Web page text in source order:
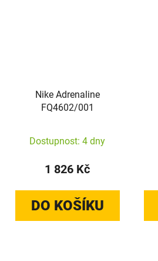
Nike Adrenaline
FQ4602/001
Dostupnost: 4 dny
1 826 Kč
DO KOŠÍKU